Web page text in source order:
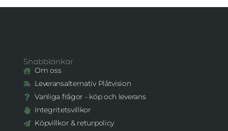
Snabblänkar
Om oss
Leveransalternativ Plåtvision
Vanliga frågor - köp och leverans
Integritetsvillkor
Köpvillkor & returpolicy